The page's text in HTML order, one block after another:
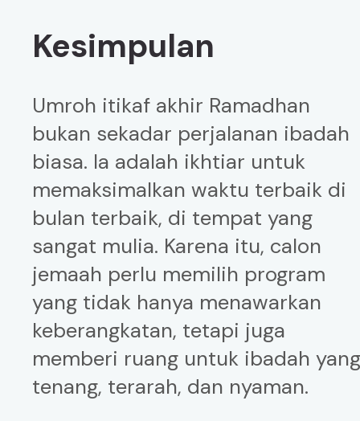
Kesimpulan
Umroh itikaf akhir Ramadhan
bukan sekadar perjalanan ibadah
biasa. Ia adalah ikhtiar untuk
memaksimalkan waktu terbaik di
bulan terbaik, di tempat yang
sangat mulia. Karena itu, calon
jemaah perlu memilih program
yang tidak hanya menawarkan
keberangkatan, tetapi juga
memberi ruang untuk ibadah
tenang, terarah, dan nyaman.